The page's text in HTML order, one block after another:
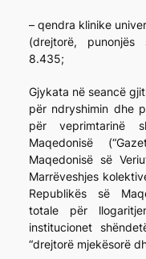
– qendra klinike
(drejtorë, punonjës
8.435;
Gjykata në seancë
për ndryshimin dhe
për veprimtarinë
Maqedonisë
Maqedonisë së
Marrëveshjes
Republikës së
totale për
institucionet
“drejtorë mjekësorë